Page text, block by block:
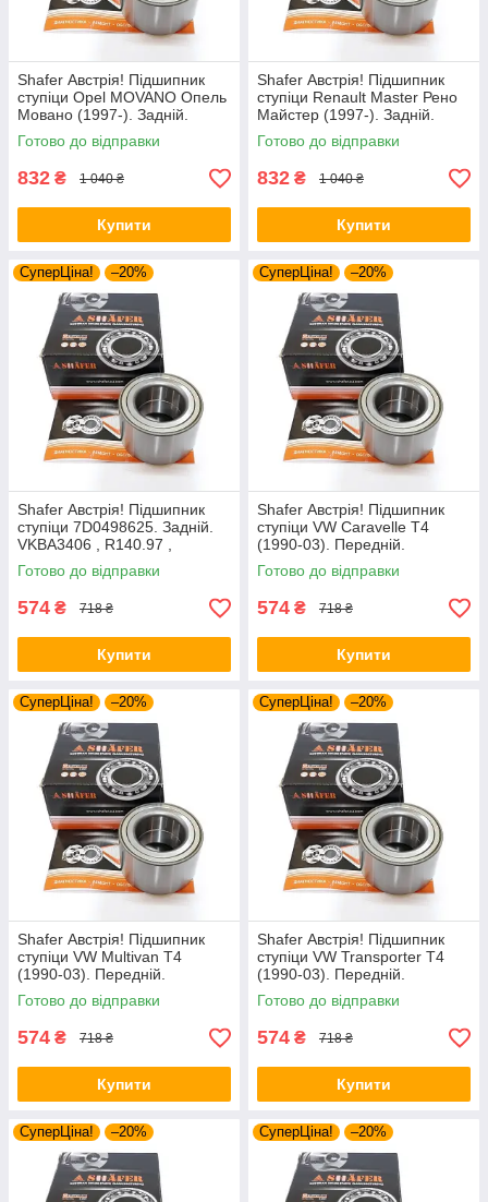
Shafer Австрія! Підшипник
ступіци Opel MOVANO Опель
Мовано (1997-). Задній.
VKBA3614 , R140.01 ,
713630780
Готово до відправки
832 ₴ 1 040 ₴
Купити
Shafer Австрія! Підшипник
ступіци Renault Master Рено
Майстер (1997-). Задній.
VKBA3614 , R140.01 ,
713630780
Готово до відправки
832 ₴ 1 040 ₴
Купити
СуперЦіна! –20%
Shafer Австрія! Підшипник
ступіци 7D0498625. Задній.
VKBA3406 , R140.97 ,
713610340
Готово до відправки
574 ₴ 718 ₴
Купити
СуперЦіна! –20%
Shafer Австрія! Підшипник
ступіци VW Caravelle T4
(1990-03). Передній.
VKBA3406 , R140.97 ,
713610340
Готово до відправки
574 ₴ 718 ₴
Купити
СуперЦіна! –20%
Shafer Австрія! Підшипник
ступіци VW Multivan T4
(1990-03). Передній.
VKBA3406 , R140.97 ,
713610340
Готово до відправки
574 ₴ 718 ₴
Купити
СуперЦіна! –20%
Shafer Австрія! Підшипник
ступіци VW Transporter T4
(1990-03). Передній.
VKBA3406 , R140.97 ,
713610340
Готово до відправки
574 ₴ 718 ₴
Купити
СуперЦіна! –20% СуперЦіна! –20%